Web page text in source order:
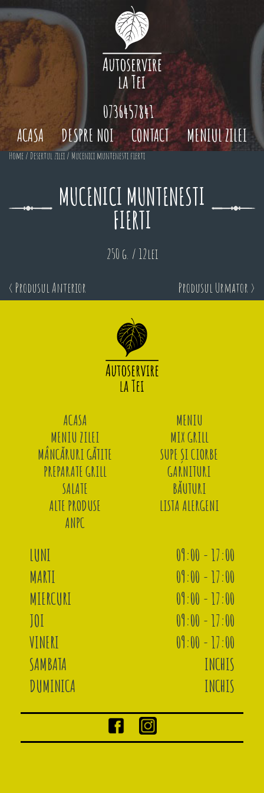
ACASA DESPRE NOI CONTACT MENIUL ZILEI
0736457841
Home / Desertul zilei / Mucenici muntenesti fierti
MUCENICI MUNTENESTI
FIERTI
250 g. / 12lei
< Produsul Anterior Produsul Urmator >
ACASA
MENIU
MENIU ZILEI
MIX GRILL
MÂNCĂRURI GĂTITE
SUPE ȘI CIORBE
PREPARATE GRILL
GARNITURI
SALATE
BĂUTURI
ALTE PRODUSE
LISTA ALERGENI
ANPC
LUNI
09:00 - 17:00
MARTI
09:00 - 17:00
MIERCURI
09:00 - 17:00
JOI
09:00 - 17:00
VINERI
09:00 - 17:00
SAMBATA
INCHIS
DUMINICA
INCHIS